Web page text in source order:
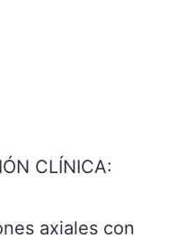
CLÍNICA:
axiales con